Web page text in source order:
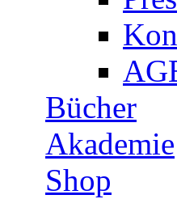
Bücher
Akademie
Shop